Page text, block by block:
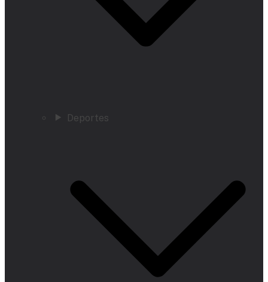
Deportes